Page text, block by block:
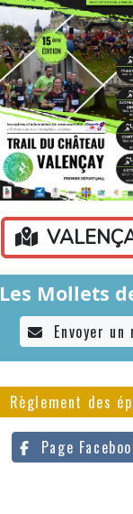
Les Mollets
Envoyer un
Règlement des
Page